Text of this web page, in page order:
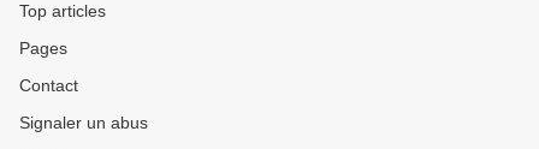
Top articles
Pages
Contact
Signaler un abus